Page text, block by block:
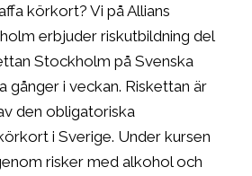
körkort? Vi på Allians
erbjuder riskutbildning del
Stockholm på Svenska
gånger i veckan. Riskettan är
den obligatoriska
i Sverige. Under kursen
risker med alkohol och